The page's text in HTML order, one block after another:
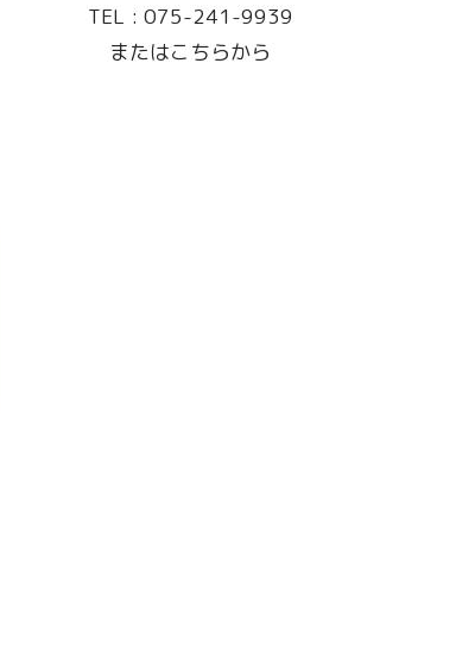
TEL : 075-241-9939
またはこちらから